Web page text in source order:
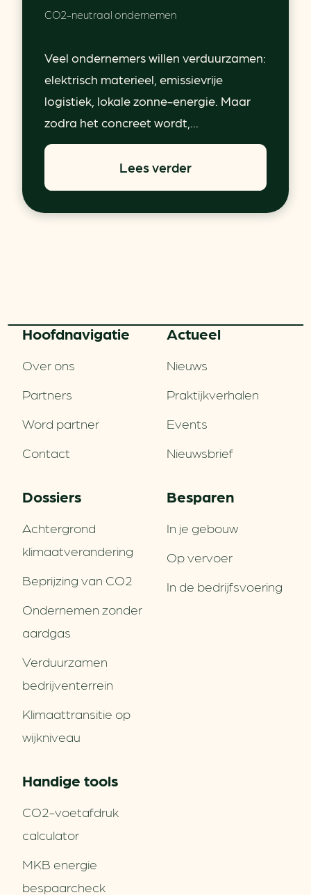
CO2-neutraal ondernemen
Veel ondernemers willen verduurzamen:
elektrisch materieel, emissievrije
logistiek, lokale zonne-energie. Maar
zodra het concreet wordt,...
Lees verder
Hoofd­navigatie
Over ons
Partners
Word partner
Contact
Actueel
Nieuws
Praktijkverhalen
Events
Nieuwsbrief
Dossiers
Achtergrond
klimaatverandering
Beprijzing van CO2
Ondernemen zonder
aardgas
Verduurzamen
bedrijventerrein
Klimaattransitie op
wijkniveau
Besparen
In je gebouw
Op vervoer
In de bedrijfsvoering
Handige tools
CO2-voetafdruk
calculator
MKB energie
bespaarcheck